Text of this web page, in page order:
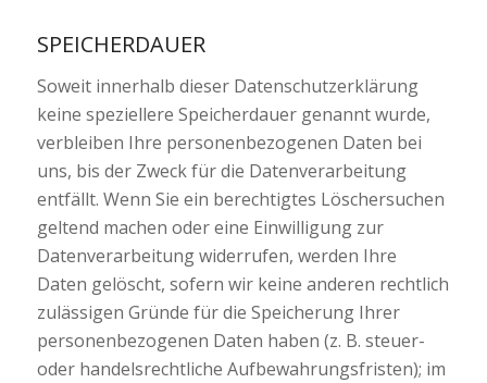
SPEICHERDAUER
Soweit innerhalb dieser Datenschutzerklärung
keine speziellere Speicherdauer genannt wurde,
verbleiben Ihre personenbezogenen Daten bei
uns, bis der Zweck für die Datenverarbeitung
entfällt. Wenn Sie ein berechtigtes Löschersuchen
geltend machen oder eine Einwilligung zur
Datenverarbeitung widerrufen, werden Ihre
Daten gelöscht, sofern wir keine anderen rechtlich
zulässigen Gründe für die Speicherung Ihrer
personenbezogenen Daten haben (z. B. steuer-
oder handelsrechtliche Aufbewahrungsfristen); im